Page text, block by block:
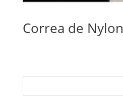
Correa de Nylon